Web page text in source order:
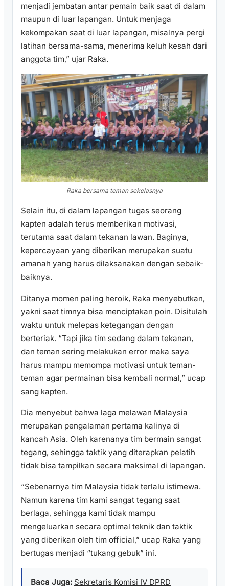
menjadi jembatan antar pemain baik saat di dalam
maupun di luar lapangan. Untuk menjaga
kekompakan saat di luar lapangan, misalnya pergi
latihan bersama-sama, menerima keluh kesah dari
anggota tim,” ujar Raka.
Raka bersama teman sekelasnya
Selain itu, di dalam lapangan tugas seorang
kapten adalah terus memberikan motivasi,
terutama saat dalam tekanan lawan. Baginya,
kepercayaan yang diberikan merupakan suatu
amanah yang harus dilaksanakan dengan sebaik-
baiknya.
Ditanya momen paling heroik, Raka menyebutkan,
yakni saat timnya bisa menciptakan poin. Disitulah
waktu untuk melepas ketegangan dengan
berteriak. “Tapi jika tim sedang dalam tekanan,
dan teman sering melakukan error maka saya
harus mampu memompa motivasi untuk teman-
teman agar permainan bisa kembali normal,” ucap
sang kapten.
Dia menyebut bahwa laga melawan Malaysia
merupakan pengalaman pertama kalinya di
kancah Asia. Oleh karenanya tim bermain sangat
tegang, sehingga taktik yang diterapkan pelatih
tidak bisa tampilkan secara maksimal di lapangan.
“Sebenarnya tim Malaysia tidak terlalu istimewa.
Namun karena tim kami sangat tegang saat
berlaga, sehingga kami tidak mampu
mengeluarkan secara optimal teknik dan taktik
yang diberikan oleh tim official,” ucap Raka yang
bertugas menjadi “tukang gebuk” ini.
Baca Juga: Sekretaris Komisi IV DPRD